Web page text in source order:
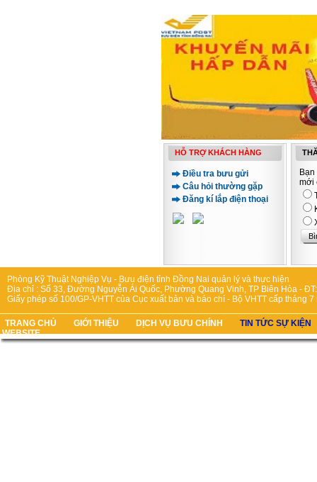
HỖ TRỢ KHÁCH HÀNG
Điều tra bưu gửi
Câu hỏi thường gặp
Đăng kí lắp điện thoại
mới
Phòng Kỹ Thuật Nghiệp Vụ - Bưu điện tỉnh Đồng Nai quản lý và thực hiện
Địa chỉ : Số 33, Đường Nguyễn Ái Quốc, Phường Quang Vinh, TP Biên Hòa -
Giấy phép số 100/GP-VHTT của Cục xuất bản và báo chí - Bộ VHTT cấp tháng 7
TRANG CHỦ GIỚI THIỆU DỊCH VỤ BƯU CHÍNH
TIN TỨC SỰ KIỆN
WEBSITE